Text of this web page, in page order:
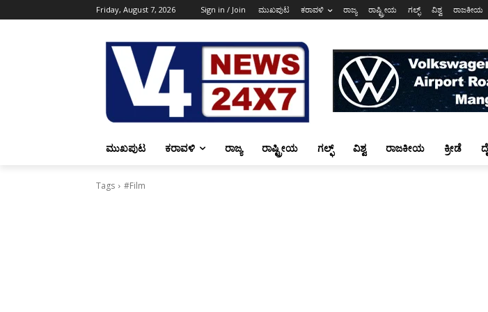
Friday, August 7, 2026 Sign in / Join ಮುಖಪುಟ ಕರಾವಳಿ ರಾಜ್ಯ ರಾಷ್ಟ್ರೀಯ ಗಲ್ಫ್ ವಿಶ್ವ ರಾಜಕೀಯ
ಮುಖಪುಟ ಕರಾವಳಿ ರಾಜ್ಯ ರಾಷ್ಟ್ರೀಯ ಗಲ್ಫ್ ವಿಶ್ವ ರಾಜಕೀಯ ಕ್ರೀಡೆ
Tags #Film